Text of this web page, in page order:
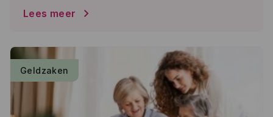
Lees meer
Geldzaken